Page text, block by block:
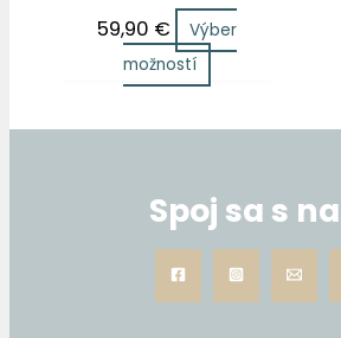
59,90 €
Výber
možností
Spoj sa s